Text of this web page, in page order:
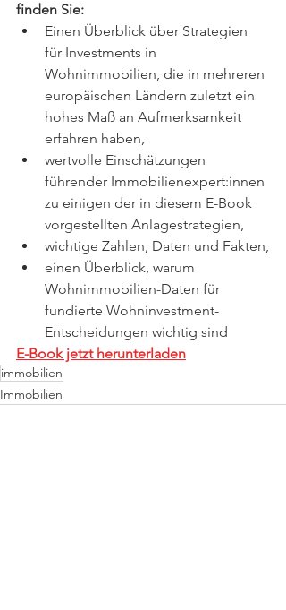
finden Sie:
Einen Überblick über Strategien
für Investments in
Wohnimmobilien, die in mehreren
europäischen Ländern zuletzt ein
hohes Maß an Aufmerksamkeit
erfahren haben,
wertvolle Einschätzungen
führender Immobilienexpert:innen
zu einigen der in diesem E-Book
vorgestellten Anlagestrategien,
wichtige Zahlen, Daten und Fakten,
einen Überblick, warum
Wohnimmobilien-Daten für
fundierte Wohninvestment-
Entscheidungen wichtig sind
E-Book jetzt herunterladen
immobilien
Immobilien